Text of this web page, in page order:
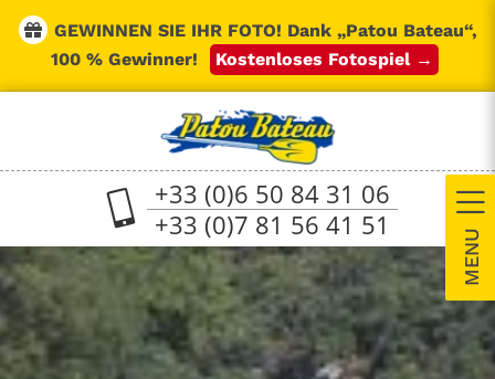
Skip
to
content
GEWINNEN SIE IHR FOTO! Dank „Patou Bateau“,
100 % Gewinner!
Kostenloses Fotospiel →
+33 (0)6 50 84 31 06
+33 (0)7 81 56 41 51